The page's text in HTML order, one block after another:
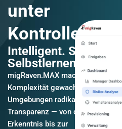
unter
Kontrolle.
Intelligent. Sicher.
Selbstlernend.
migRaven.MAX macht aus der
Komplexität gewachsener IT-
Umgebungen radikale
Transparenz — von der
Erkenntnis bis zur